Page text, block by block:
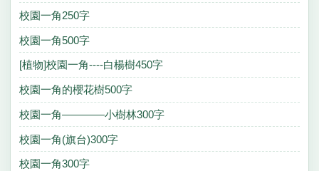
校園一角250字
校園一角500字
[植物]校園一角----白楊樹450字
校園一角的櫻花樹500字
校園一角————小樹林300字
校園一角(旗台)300字
校園一角300字